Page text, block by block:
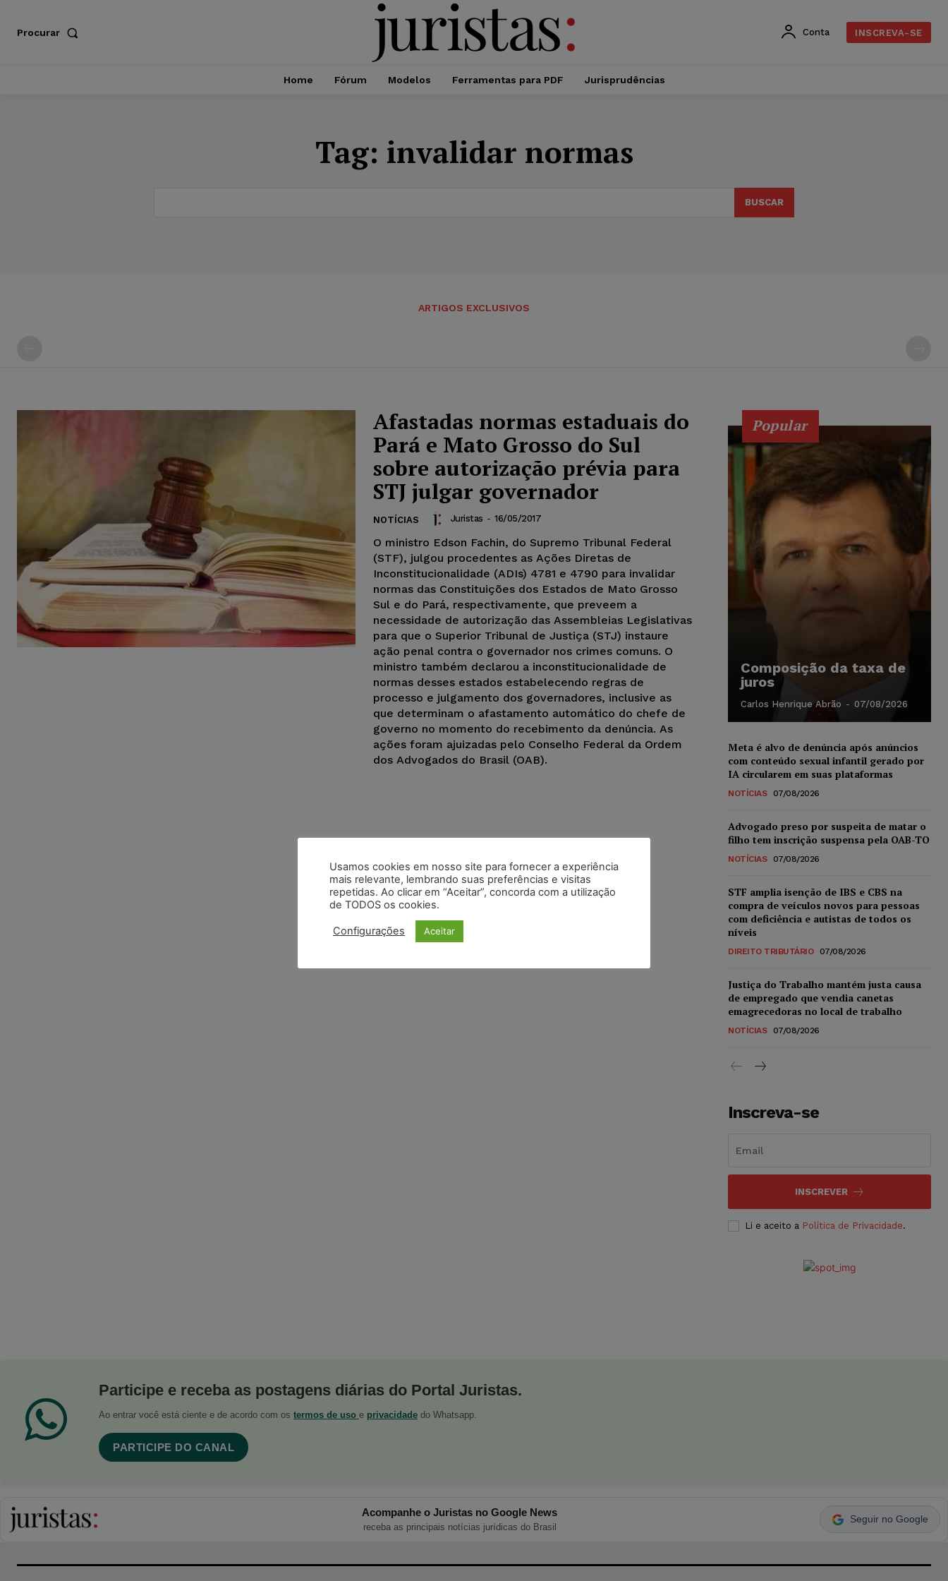
Procurar Conta INSCREVA-SE
Home Fórum Modelos Ferramentas para PDF Jurisprudências
Tag: invalidar normas
BUSCAR
ARTIGOS EXCLUSIVOS
Afastadas normas estaduais do
Pará e Mato Grosso do Sul
sobre autorização prévia para
STJ julgar governador
NOTÍCIAS Juristas - 16/05/2017
O ministro Edson Fachin, do Supremo Tribunal Federal
(STF), julgou procedentes as Ações Diretas de
Inconstitucionalidade (ADIs) 4781 e 4790 para invalidar
normas das Constituições dos Estados de Mato Grosso
Sul e do Pará, respectivamente, que preveem a
necessidade de autorização das Assembleias Legislativas
para que o Superior Tribunal de Justiça (STJ) instaure
ação penal contra o governador nos crimes comuns. O
ministro também declarou a inconstitucionalidade de
normas desses estados estabelecendo regras de
processo e julgamento dos governadores, inclusive as
que determinam o afastamento automático do chefe de
governo no momento do recebimento da denúncia. As
ações foram ajuizadas pelo Conselho Federal da Ordem
dos Advogados do Brasil (OAB).
Popular
Composição da taxa de
juros
Carlos Henrique Abrão - 07/08/2026
Meta é alvo de denúncia após anúncios
com conteúdo sexual infantil gerado por
IA circularem em suas plataformas
NOTÍCIAS 07/08/2026
Advogado preso por suspeita de matar o
filho tem inscrição suspensa pela OAB-TO
NOTÍCIAS 07/08/2026
STF amplia isenção de IBS e CBS na
compra de veículos novos para pessoas
com deficiência e autistas de todos os
níveis
DIREITO TRIBUTÁRIO 07/08/2026
Justiça do Trabalho mantém justa causa
de empregado que vendia canetas
emagrecedoras no local de trabalho
NOTÍCIAS 07/08/2026
Inscreva-se
INSCREVER
Li e aceito a Política de Privacidade.
Participe e receba as postagens diárias do Portal Juristas.
Ao entrar você está ciente e de acordo com os termos de uso e privacidade do Whatsapp.
PARTICIPE DO CANAL
Acompanhe o Juristas no Google News
receba as principais notícias jurídicas do Brasil
Seguir no Google
Usamos cookies em nosso site para fornecer a experiência
mais relevante, lembrando suas preferências e visitas
repetidas. Ao clicar em “Aceitar”, concorda com a utilização
de TODOS os cookies.
Configurações Aceitar